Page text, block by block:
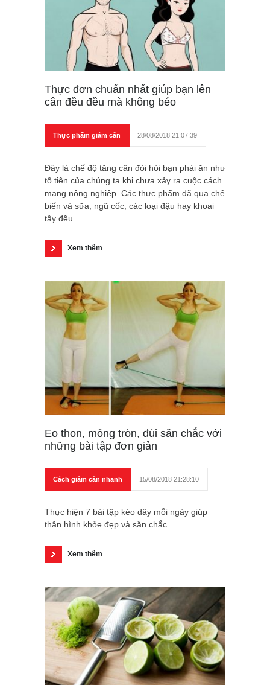
Thực đơn chuẩn nhất giúp bạn lên
cân đều đều mà không béo
Thực phẩm giảm cân 28/08/2018 21:07:39
Đây là chế độ tăng cân đòi hỏi bạn phải ăn như
tổ tiên của chúng ta khi chưa xảy ra cuộc cách
mạng nông nghiệp. Các thực phẩm đã qua chế
biến và sữa, ngũ cốc, các loại đậu hay khoai
tây đều...
Xem thêm
Eo thon, mông tròn, đùi săn chắc với
những bài tập đơn giản
Cách giảm cân nhanh 15/08/2018 21:28:10
Thực hiện 7 bài tập kéo dây mỗi ngày giúp
thân hình khỏe đẹp và săn chắc.
Xem thêm